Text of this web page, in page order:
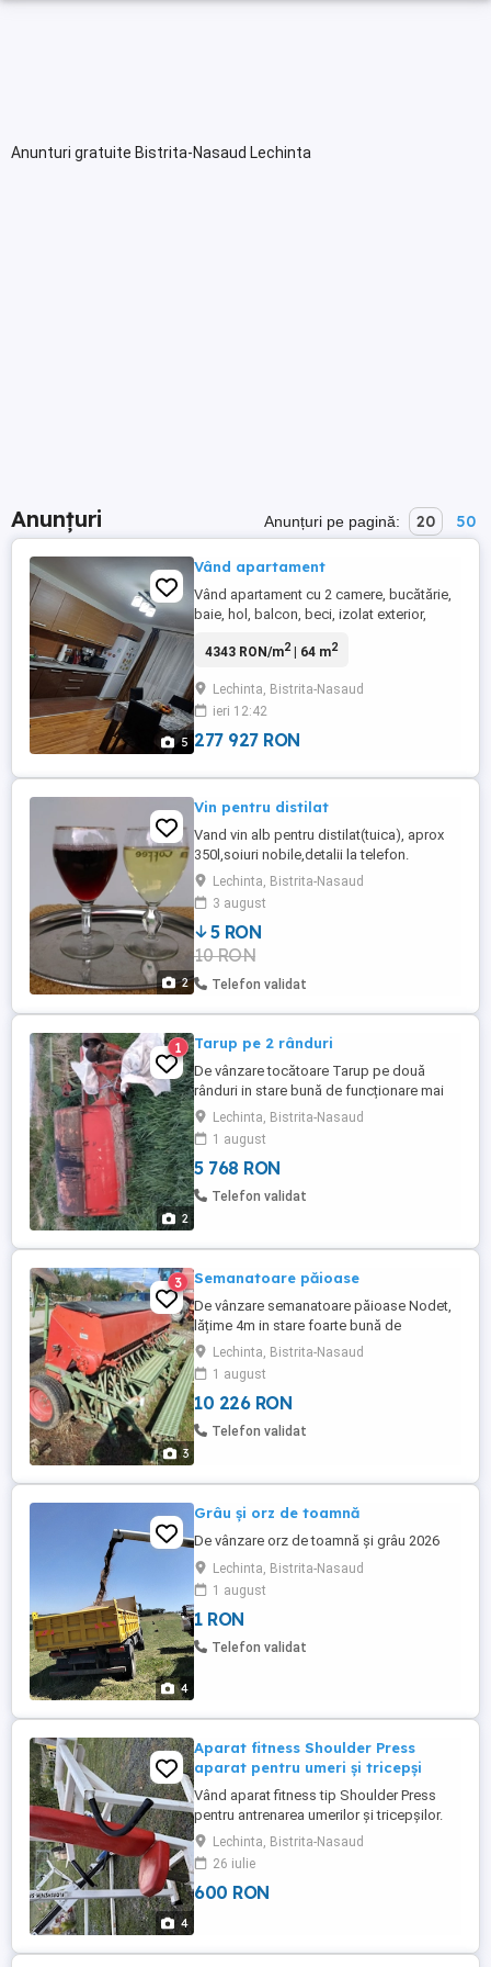
Anunturi gratuite Bistrita-Nasaud Lechinta
Anunțuri Anunțuri pe pagină: 20 50
5
Vând apartament
Vând apartament cu 2 camere, bucătărie,
baie, hol, balcon, beci, izolat exterior,
Școli (Poștei).
4343 RON/m2| 64 m2
Lechinta, Bistrita-Nasaud
ieri 12:42
277 927 RON
2
Vin pentru distilat
Vand vin alb pentru distilat(tuica), aprox
350l,soiuri nobile,detalii la telefon.
Lechinta, Bistrita-Nasaud
3 august
5 RON
10 RON
Telefon validat
2
1 Tarup pe 2 rânduri
De vânzare tocătoare Tarup pe două
rânduri in stare bună de funcționare mai
multe detalii la telefon
Lechinta, Bistrita-Nasaud
1 august
5 768 RON
Telefon validat
3
3 Semanatoare păioase
De vânzare semanatoare păioase Nodet,
lățime 4m in stare foarte bună de
funcționare mai multe detalii la telefon
Lechinta, Bistrita-Nasaud
1 august
10 226 RON
Telefon validat
4
Grâu și orz de toamnă
De vânzare orz de toamnă și grâu 2026
Lechinta, Bistrita-Nasaud
1 august
1 RON
Telefon validat
4
Aparat fitness Shoulder Press
aparat pentru umeri și tricepși
Vând aparat fitness tip Shoulder Press
pentru antrenarea umerilor și tricepșilor.
Aparat robust, cu șezut reglabil pe
înălțime și sistem de transmisie prin cablu
și fulie. Potrivit pentru sală de fitness sau
pentru utilizare la domiciliu. * Exercițiu
Lechinta, Bistrita-Nasaud
26 iulie
600 RON